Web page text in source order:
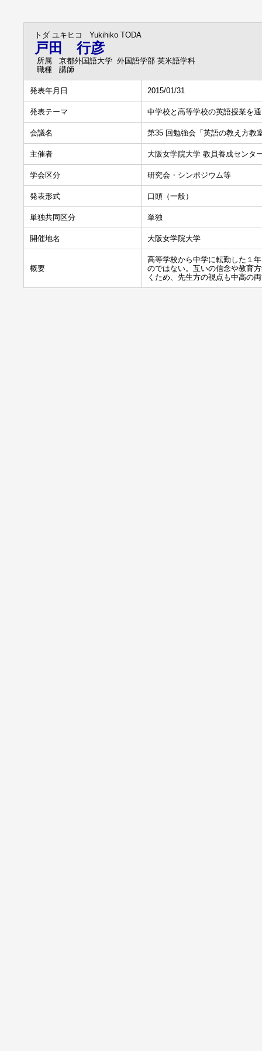
トダ ユキヒコ Yukihiko TODA
戸田 行彦
所属
京都外国語大学 外国語学部 英米語学科
職種
講師
発表年月日 2015/01/31
発表テーマ 中学校と高等学校の英語授業を
会議名 第35 回勉強会「英語の教え方教
主催者 大阪女学院大学 教員養成センタ
学会区分 研究会・シンポジウム等
発表形式 口頭（一般）
単独共同区分 単独
開催地名 大阪女学院大学
概要
高等学校から中学に転勤した１
のではない。互いの信念や教育
くため、先生方の視点も中高の